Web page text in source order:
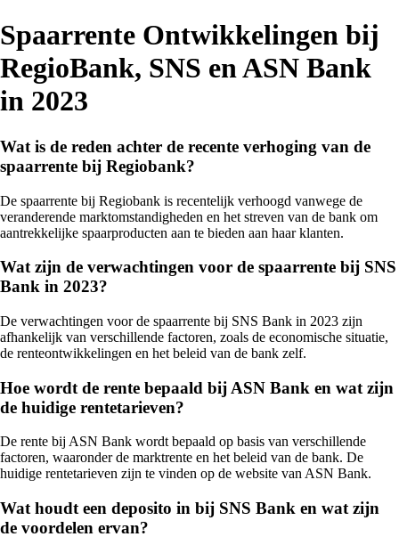
Spaarrente Ontwikkelingen bij
RegioBank, SNS en ASN Bank
in 2023
Wat is de reden achter de recente verhoging van de
spaarrente bij Regiobank?
De spaarrente bij Regiobank is recentelijk verhoogd vanwege de
veranderende marktomstandigheden en het streven van de bank om
aantrekkelijke spaarproducten aan te bieden aan haar klanten.
Wat zijn de verwachtingen voor de spaarrente bij SNS
Bank in 2023?
De verwachtingen voor de spaarrente bij SNS Bank in 2023 zijn
afhankelijk van verschillende factoren, zoals de economische situatie,
de renteontwikkelingen en het beleid van de bank zelf.
Hoe wordt de rente bepaald bij ASN Bank en wat zijn
de huidige rentetarieven?
De rente bij ASN Bank wordt bepaald op basis van verschillende
factoren, waaronder de marktrente en het beleid van de bank. De
huidige rentetarieven zijn te vinden op de website van ASN Bank.
Wat houdt een deposito in bij SNS Bank en wat zijn
de voordelen ervan?